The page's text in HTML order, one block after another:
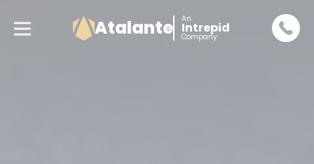
Atalante An
Intrepid
Company